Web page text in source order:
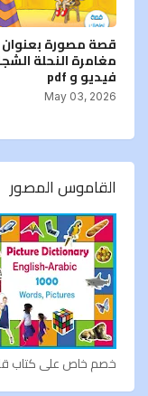
قصة مصورة بعنوان
مغامرة النحلة
فيديو و pdf
May 03, 2026
القاموس المصور
خصم خاص على كتاب قاموسي المصور